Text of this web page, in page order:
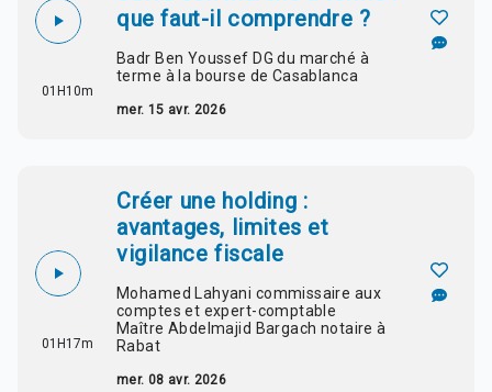
01H10m
que faut-il comprendre ?
Badr Ben Youssef DG du marché à
terme à la bourse de Casablanca
mer. 15 avr. 2026
01H17m
Créer une holding :
avantages, limites et
vigilance fiscale
Mohamed Lahyani commissaire aux
comptes et expert-comptable
Maître Abdelmajid Bargach notaire à
Rabat
mer. 08 avr. 2026